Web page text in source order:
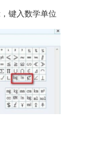
键入数学单位